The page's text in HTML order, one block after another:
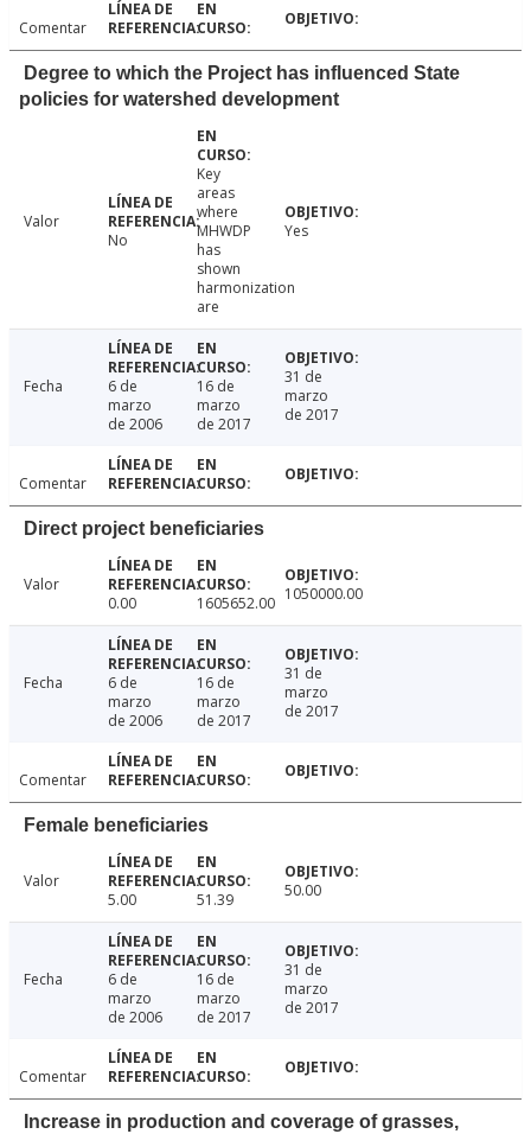
Comentar
Degree to which the Project has influenced State
policies for watershed development
Valor
No
Key
areas
where
MHWDP
has
shown
harmonization
are
Yes
Fecha
6 de
marzo
de 2006
16 de
marzo
de 2017
31 de
marzo
de 2017
Comentar
Direct project beneficiaries
Valor
0.00
1605652.00 1050000.00
Fecha
6 de
marzo
de 2006
16 de
marzo
de 2017
31 de
marzo
de 2017
Comentar
Female beneficiaries
Valor
5.00
51.39 50.00
Fecha
6 de
marzo
de 2006
16 de
marzo
de 2017
31 de
marzo
de 2017
Comentar
Increase in production and coverage of grasses,